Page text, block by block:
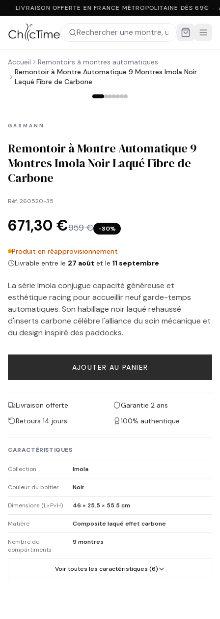
LIVRAISON OFFERTE EN FRANCE MÉTROPOLITAINE DÈS 69€
Accueil
Remontoirs à montres automatiques
Remontoir à Montre Automatique 9 Montres Imola Noir
Laqué Fibre de Carbone
GASMANN
Remontoir à Montre Automatique 9
Montres Imola Noir Laqué Fibre de
Carbone
Réf.260520-35
671,30 €959 € −30%
Produit en réapprovisionnement
Livrable entre le 27 août et le 11 septembre
La série Imola conjugue capacité généreuse et
esthétique racing pour accueillir neuf garde-temps
automatiques. Son habillage noir laqué rehaussé
d'inserts carbone célèbre l'alliance du soin mécanique et
du design inspiré des paddocks.
AJOUTER AU PANIER
Livraison offerte
Garantie 2 ans
Retours 14 jours
100% authentique
CARACTÉRISTIQUES
Collection Imola
Couleur du boîtier Noir
Dimensions (L×P×H) 46 × 25.5 × 55.5 cm
Matière Composite laqué effet carbone
Nombre de
compartiments
9 montres
Voir toutes les caractéristiques (6)